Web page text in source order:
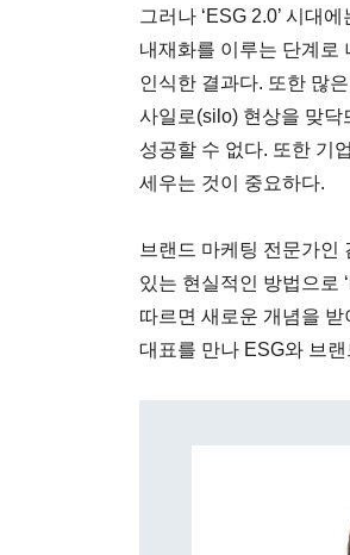
그러나 ‘ESG 2.0’ 시대
내재화를 이루는 단계로
인식한 결과다. 또한 많
사일로(silo) 현상을 맞닥
성공할 수 없다. 또한 기
세우는 것이 중요하다.
브랜드 마케팅 전문가인
있는 현실적인 방법으로
따르면 새로운 개념을
대표를 만나 ESG와 브